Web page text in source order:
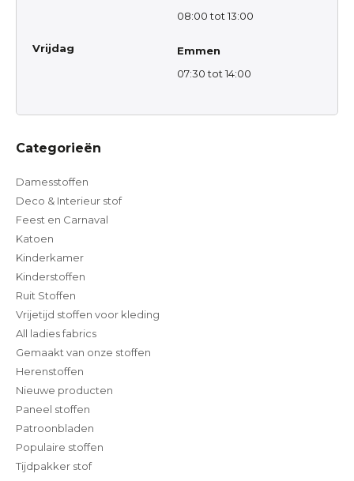
08:00 tot 13:00
Vrijdag
Emmen
07:30 tot 14:00
Categorieën
Damesstoffen
Deco & Interieur stof
Feest en Carnaval
Katoen
Kinderkamer
Kinderstoffen
Ruit Stoffen
Vrijetijd stoffen voor kleding
All ladies fabrics
Gemaakt van onze stoffen
Herenstoffen
Nieuwe producten
Paneel stoffen
Patroonbladen
Populaire stoffen
Tijdpakker stof